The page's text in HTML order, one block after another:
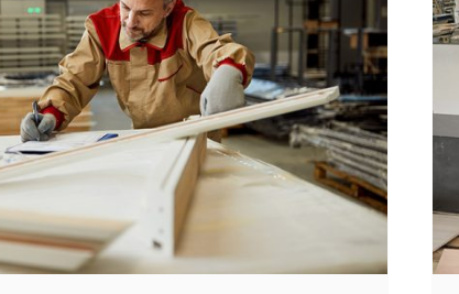
de muebles: el equilibrio entre control y
simplicidad
dProduction ERP